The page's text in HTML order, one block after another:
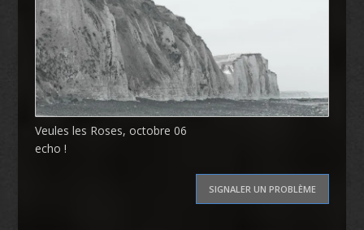
Veules les Roses, octobre 06
echo !
SIGNALER UN PROBLÈME